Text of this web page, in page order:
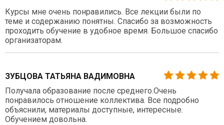
Курсы мне очень понравились. Все лекции были по
теме и содержанию понятны. Спасибо за возможность
проходить обучение в удобное время. Большое спасибо
организаторам.
ЗУБЦОВА ТАТЬЯНА ВАДИМОВНА
Получала образование после среднего.Очень
понравилось отношение коллектива. Все подробно
объяснили, материалы доступные, интересные.
Обучением довольна.